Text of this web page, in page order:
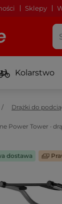
Sklepy
Kolarstwo
Drążki do
Power Tower ∙
dostawa